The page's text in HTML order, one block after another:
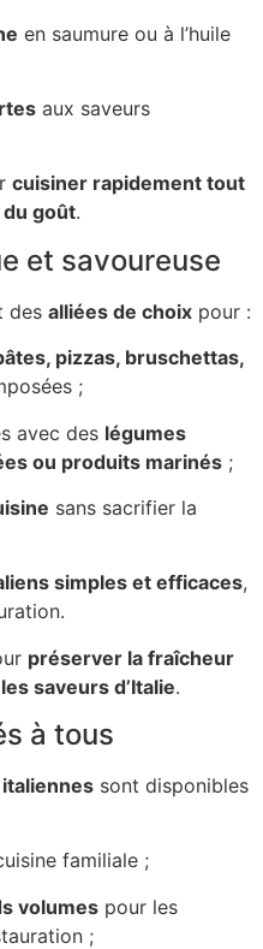
en saumure ou à l’huile
aux saveurs
cuisiner rapidement tout
goût.
et savoureuse
des alliées de choix pour :
pizzas, bruschettas,
;
avec des légumes
ou produits marinés ;
sans sacrifier la
simples et efficaces,
préserver la fraîcheur
saveurs d’Italie.
à tous
sont disponibles
familiale ;
volumes pour les
;